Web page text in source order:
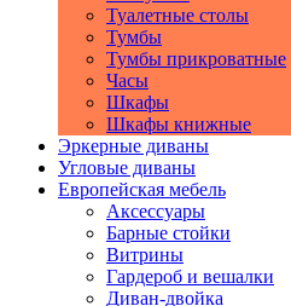
Туалетные столы
Тумбы
Тумбы прикроватные
Часы
Шкафы
Шкафы книжные
Эркерные диваны
Угловые диваны
Европейская мебель
Аксессуары
Барные стойки
Витрины
Гардероб и вешалки
Диван-двойка